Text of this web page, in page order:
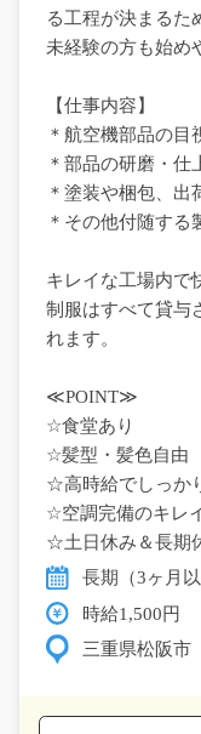
る工程が決まるた
未経験の方も始め
【仕事内容】
＊航空機部品の目
＊部品の研磨・仕
＊塗装や梱包、出
＊その他付随する
キレイな工場内で
制服はすべて貸与
れます。
≪POINT≫
☆食堂あり
☆髪型・髪色自由
☆高時給でしっか
☆空調完備のキレ
☆土日休み＆長期
長期（3ヶ月以
時給1,500円
三重県松阪市